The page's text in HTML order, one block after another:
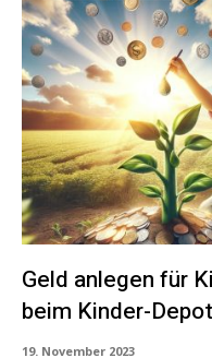
Geld anlegen für
beim Kinder-
19. November 2023